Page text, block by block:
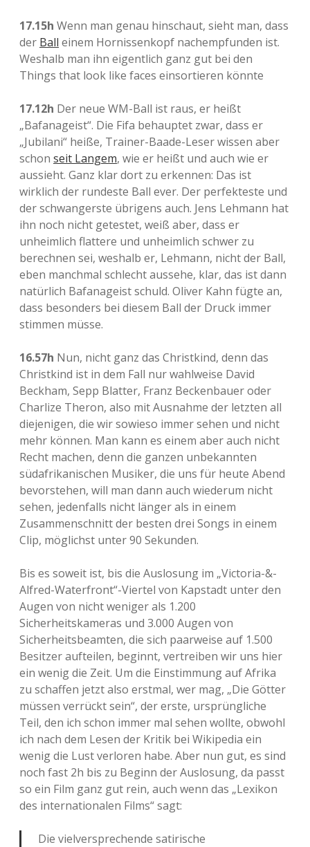
17.15h Wenn man genau hinschaut, sieht man, dass
der Ball einem Hornissenkopf nachempfunden ist.
Weshalb man ihn eigentlich ganz gut bei den
Things that look like faces einsortieren könnte
17.12h Der neue WM-Ball ist raus, er heißt
„Bafanageist“. Die Fifa behauptet zwar, dass er
„Jubilani“ heiße, Trainer-Baade-Leser wissen aber
schon seit Langem, wie er heißt und auch wie er
aussieht. Ganz klar dort zu erkennen: Das ist
wirklich der rundeste Ball ever. Der perfekteste und
der schwangerste übrigens auch. Jens Lehmann hat
ihn noch nicht getestet, weiß aber, dass er
unheimlich flattere und unheimlich schwer zu
berechnen sei, weshalb er, Lehmann, nicht der Ball,
eben manchmal schlecht aussehe, klar, das ist dann
natürlich Bafanageist schuld. Oliver Kahn fügte an,
dass besonders bei diesem Ball der Druck immer
stimmen müsse.
16.57h Nun, nicht ganz das Christkind, denn das
Christkind ist in dem Fall nur wahlweise David
Beckham, Sepp Blatter, Franz Beckenbauer oder
Charlize Theron, also mit Ausnahme der letzten all
diejenigen, die wir sowieso immer sehen und nicht
mehr können. Man kann es einem aber auch nicht
Recht machen, denn die ganzen unbekannten
südafrikanischen Musiker, die uns für heute Abend
bevorstehen, will man dann auch wiederum nicht
sehen, jedenfalls nicht länger als in einem
Zusammenschnitt der besten drei Songs in einem
Clip, möglichst unter 90 Sekunden.
Bis es soweit ist, bis die Auslosung im „Victoria-&-
Alfred-Waterfront“-Viertel von Kapstadt unter den
Augen von nicht weniger als 1.200
Sicherheitskameras und 3.000 Augen von
Sicherheitsbeamten, die sich paarweise auf 1.500
Besitzer aufteilen, beginnt, vertreiben wir uns hier
ein wenig die Zeit. Um die Einstimmung auf Afrika
zu schaffen jetzt also erstmal, wer mag, „Die Götter
müssen verrückt sein“, der erste, ursprüngliche
Teil, den ich schon immer mal sehen wollte, obwohl
ich nach dem Lesen der Kritik bei Wikipedia ein
wenig die Lust verloren habe. Aber nun gut, es sind
noch fast 2h bis zu Beginn der Auslosung, da passt
so ein Film ganz gut rein, auch wenn das „Lexikon
des internationalen Films“ sagt:
Die vielversprechende satirische